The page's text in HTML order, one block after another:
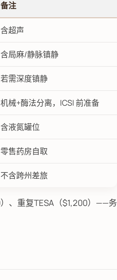
备注
含超声
含局麻/静脉镇静
若需深度镇静
机械+酶法分离，ICSI 前准备
含液氮罐位
零售药房自取
不含跨州差旅
、重复TESA（$1,200）——务